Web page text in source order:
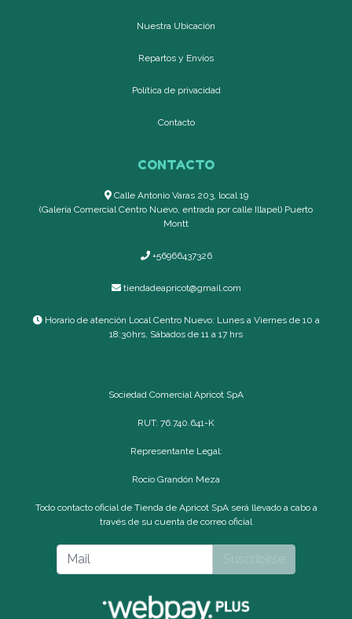
Nuestra Ubicación
Repartos y Envíos
Política de privacidad
Contacto
CONTACTO
Calle Antonio Varas 203, local 19
(Galería Comercial Centro Nuevo, entrada por calle Illapel) Puerto
Montt
+56966437326
tiendadeapricot@gmail.com
Horario de atención Local Centro Nuevo: Lunes a Viernes de 10 a
18:30hrs, Sábados de 11 a 17 hrs
Sociedad Comercial Apricot SpA
RUT: 76.740.641-K
Representante Legal:
Rocío Grandón Meza
Todo contacto oficial de Tienda de Apricot SpA será llevado a cabo a
través de su cuenta de correo oficial